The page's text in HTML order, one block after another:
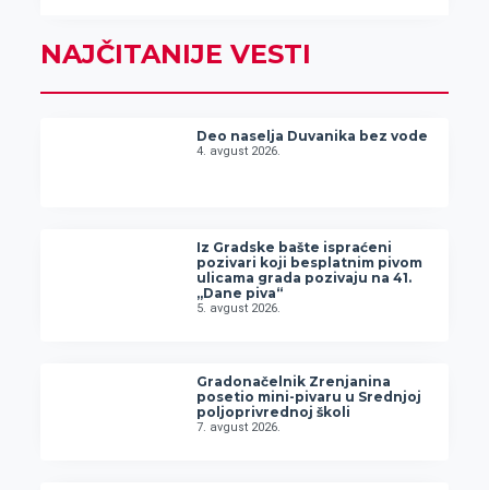
NAJČITANIJE VESTI
Deo naselja Duvanika bez vode
4. avgust 2026.
Iz Gradske bašte ispraćeni
pozivari koji besplatnim pivom
ulicama grada pozivaju na 41.
„Dane piva“
5. avgust 2026.
Gradonačelnik Zrenjanina
posetio mini-pivaru u Srednjoj
poljoprivrednoj školi
7. avgust 2026.